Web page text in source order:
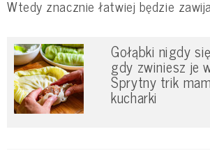
Wtedy znacznie łatwiej będzie
Gołąbki nigdy
gdy zwiniesz je
Sprytny trik
kucharki